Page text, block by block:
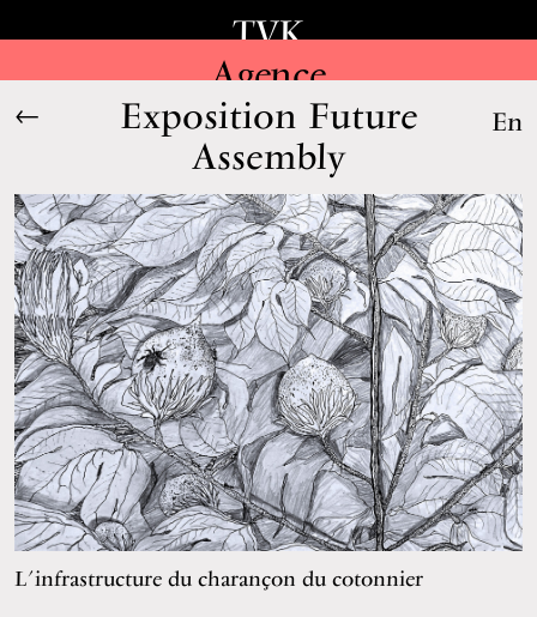
En
TVK
Agence
←
Exposition Future
Assembly
L’infrastructure du charançon du cotonnier